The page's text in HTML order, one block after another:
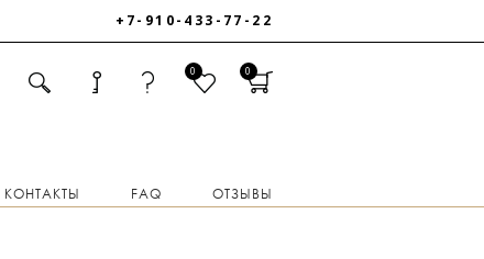
+7-910-433-77-22
0 0
КОНТАКТЫ FAQ ОТЗЫВЫ